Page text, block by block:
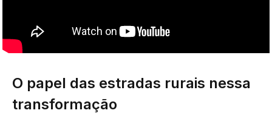
O papel das estradas rurais nessa
transformação